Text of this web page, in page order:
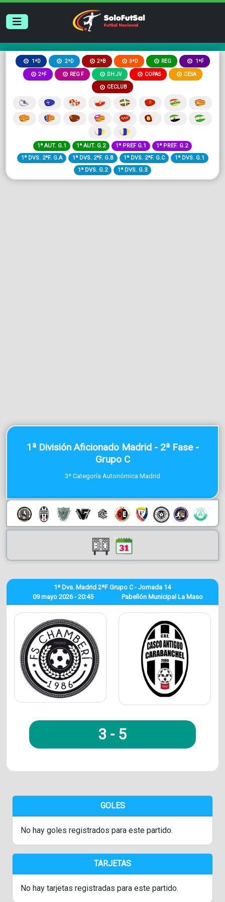
1ªD 2ªD 2ªB 3ªD REG 1ªF
2ªF REG F DH JV COPAS CESA
CECLUB
1ª AUT. G.1 1ª AUT. G.2 1ª PREF G.1
1ª PREF. G.2
1ª DVS. 2ªF. G.A
1ª DVS. 2ªF. G.B 1ª DVS. 2ªF. G.C
1ª DVS. G.1
1ª DVS. G.2
1ª DVS. G.3
1ª División Aficionado Madrid - 2ª Fase -
Grupo C
3ª Categoría Autonómica Madrid
09 mayo 2026 - 20:45
1ª Dvs. Madrid 2ªF Grupo C - Jornada 14
Pabellón Municipal La Maso
3 - 5
GOLES
No hay goles registrados para este partido.
TARJETAS
No hay tarjetas registradas para este partido.